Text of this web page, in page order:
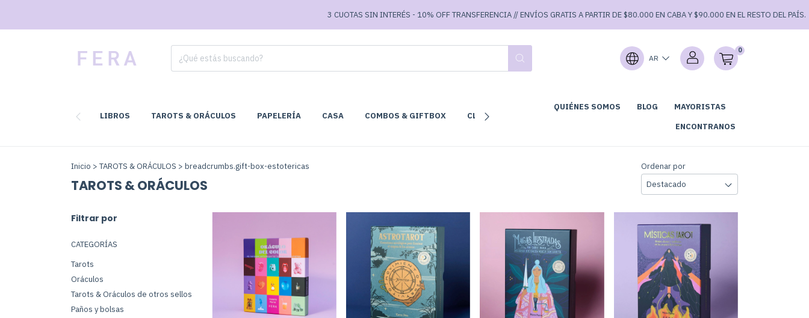
3 CUOTAS SIN INTERÉS - 10% OFF TRANSFERENCIA // ENVÍOS GRATIS A PARTIR DE $80.000 EN CABA Y $90.000 EN EL RESTO DEL PAÍS. 3
AR
0
LIBROS TAROTS & ORÁCULOS PAPELERÍA CASA COMBOS & GIFTBOX CLUB DE LECTURA
QUIÉNES SOMOS BLOG
MAYORISTAS
ENCONTRANOS
Inicio > TAROTS & ORÁCULOS > breadcrumbs.gift-box-estotericas
TAROTS & ORÁCULOS
Ordenar por
Filtrar por
CATEGORÍAS
Tarots
Oráculos
Tarots & Oráculos de otros sellos
Paños y bolsas